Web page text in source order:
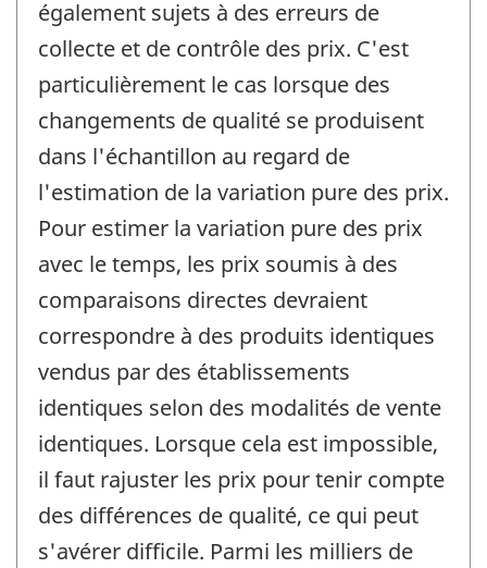
également sujets à des erreurs de
collecte et de contrôle des prix. C'est
particulièrement le cas lorsque des
changements de qualité se produisent
dans l'échantillon au regard de
l'estimation de la variation pure des prix.
Pour estimer la variation pure des prix
avec le temps, les prix soumis à des
comparaisons directes devraient
correspondre à des produits identiques
vendus par des établissements
identiques selon des modalités de vente
identiques. Lorsque cela est impossible,
il faut rajuster les prix pour tenir compte
des différences de qualité, ce qui peut
s'avérer difficile. Parmi les milliers de